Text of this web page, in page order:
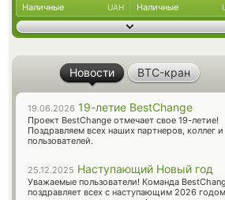
Наличные UAH Наличные
Новости BTC-кран
19.06.2026 19-летие BestChange
Проект BestChange отмечает свое 19-летие!
Поздравляем всех наших партнеров, коллег и
пользователей.
25.12.2025 Наступающий Новый год
Уважаемые пользователи! Команда
поздравляет всех с наступающим 2026 годом